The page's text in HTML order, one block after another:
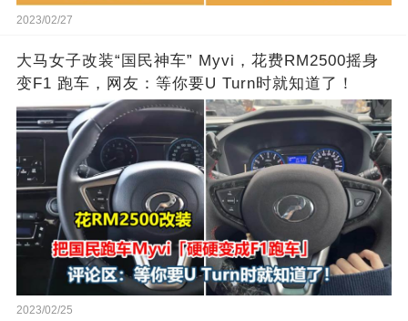
2023/02/27
大马女子改装“国民神车” Myvi，花费RM2500摇身
变F1 跑车，网友：等你要U Turn时就知道了！
2023/02/25